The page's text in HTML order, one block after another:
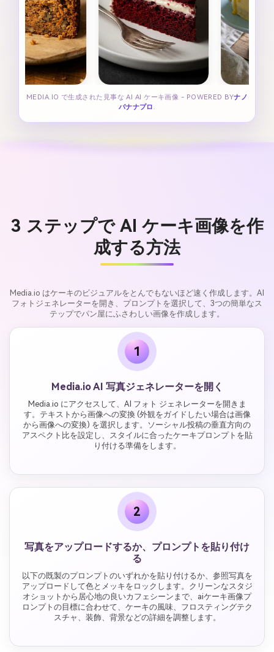
MEDIA.IO で生成された見事な AI AI ケーキ画像 - POWERED BYナノ
バナナプロ .
3 ステップで AI ケーキ画像を作
成する方法
Media.io はケーキのビジュアルをとんでもないほど速く作成します。AI
フォトジェネレーターを開き、プロンプトを選択して、3つの簡単なス
テップでパン屋にふさわしい画像を作成します。
1
Media.io AI 写真ジェネレーターを開く
Media.io にアクセスして、AI フォト ジェネレーターを開きま
す。テキストから画像への変換 (外観をガイドしたい場合は画像
から画像への変換) を選択します。ソーシャル投稿の垂直方向の
アスペクト比を設定し、スタイルに合ったケーキプロンプトを貼
り付ける準備をします。
2
写真をアップロードするか、プロンプトを貼り付け
る
以下の既製のプロンプトのいずれかを貼り付けるか、参照写真を
アップロードして色とメッキをロックします。クリーンなスタジ
オショットから居心地の良いカフェシーンまで、aiケーキ画像プ
ロンプトの目標に合わせて、ケーキの風味、フロスティングテク
スチャ、装飾、背景などの詳細を調整します。